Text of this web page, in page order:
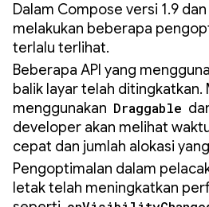
Dalam Compose versi 1.9
melakukan beberapa
terlalu terlihat.
Beberapa API yang
balik layar telah ditingkatkan.
menggunakan Draggable
developer akan melihat
cepat dan jumlah alokasi
Pengoptimalan dalam
letak telah meningkatkan